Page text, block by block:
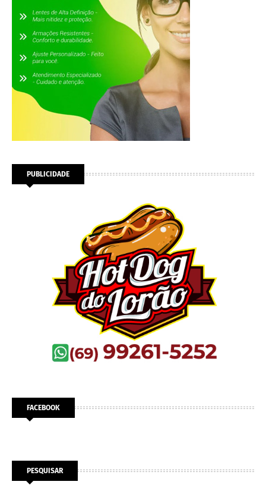
PUBLICIDADE
FACEBOOK
PESQUISAR